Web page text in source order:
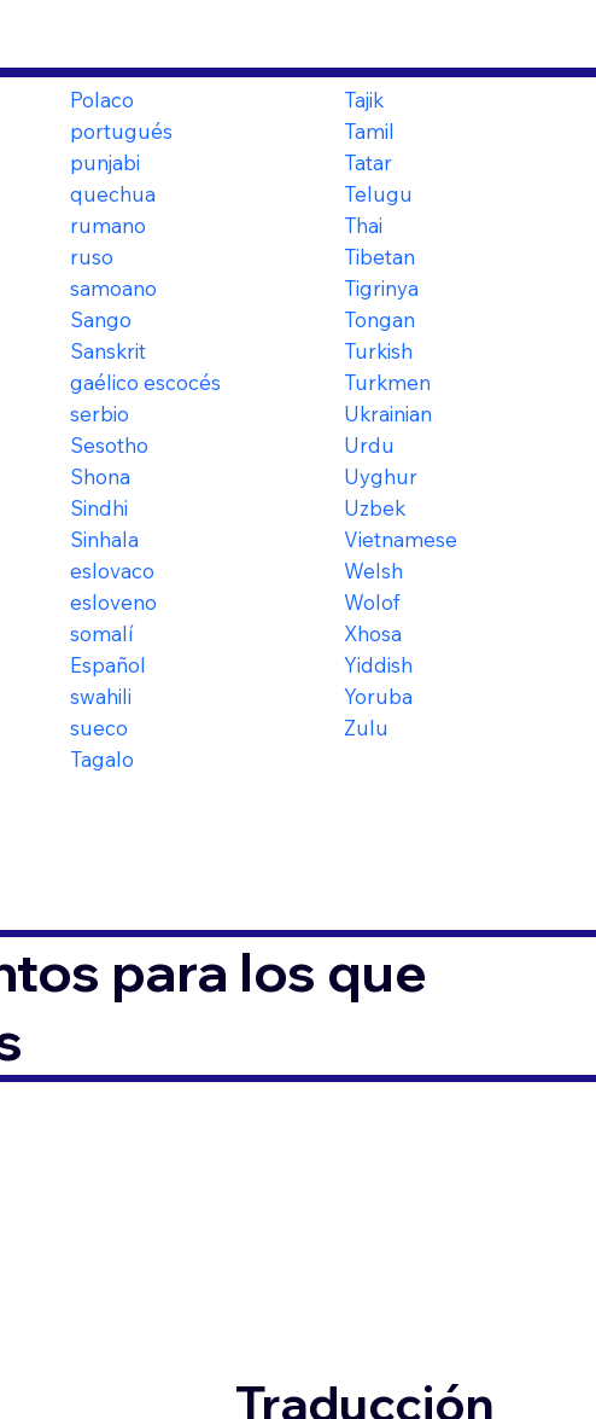
Polaco
portugués
punjabi
quechua
rumano
ruso
samoano
Sango
Sanskrit
gaélico escocés
serbio
Sesotho
Shona
Sindhi
Sinhala
eslovaco
esloveno
somalí
Español
swahili
sueco
Tagalo
Tajik
Tamil
Tatar
Telugu
Thai
Tibetan
Tigrinya
Tongan
Turkish
Turkmen
Ukrainian
Urdu
Uyghur
Uzbek
Vietnamese
Welsh
Wolof
Xhosa
Yiddish
Yoruba
Zulu
para los que
Traducción